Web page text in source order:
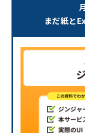
まだ紙と